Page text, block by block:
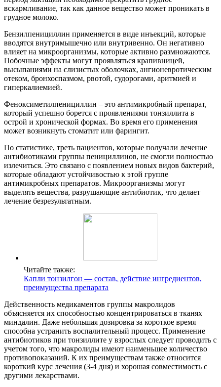
вскармливание, так как данное вещество может проникать в
грудное молоко.
Бензилпенициллин применяется в виде инъекций, которые
вводятся внутримышечно или внутривенно. Он негативно
влияет на микроорганизмы, которые активно размножаются.
Побочные эффекты могут проявляться крапивницей,
высыпаниями на слизистых оболочках, ангионевротическим
отеком, бронхоспазмом, рвотой, судорогами, аритмией и
гиперкалиемией.
Феноксиметилпенициллин – это антимикробный препарат,
который успешно борется с проявлениями тонзиллита в
острой и хронической формах. Во время его применения
может возникнуть стоматит или фарингит.
По статистике, треть пациентов, которые получали лечение
антибиотиками группы пенициллинов, не смогли полностью
излечиться. Это связано с появлением новых видов бактерий,
которые обладают устойчивостью к этой группе
антимикробных препаратов. Микроорганизмы могут
выделять вещества, разрушающие антибиотик, что делает
лечение безрезультатным.
Читайте также:
Капли тонзилгон — состав, действие ингредиентов,
преимущества препарата
Действенность медикаментов группы макролидов
объясняется их способностью концентрироваться в тканях
миндалин. Даже небольшая дозировка за короткое время
способна устранить воспалительный процесс. Применение
антибиотиков при тонзиллите у взрослых следует проводить с
учетом того, что макролиды имеют наименьшее количество
противопоказаний. К их преимуществам также относится
короткий курс лечения (3-4 дня) и хорошая совместимость с
другими лекарствами.